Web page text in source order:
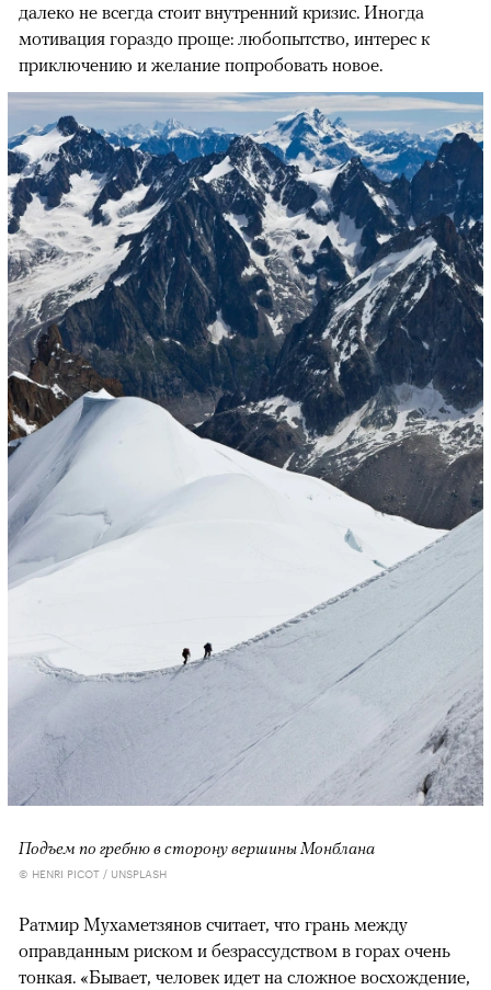
далеко не всегда стоит внутренний кризис. Иногда
мотивация гораздо проще: любопытство, интерес к
приключению и желание попробовать новое.
Подъем по гребню в сторону вершины Монблана
© HENRI PICOT / UNSPLASH
Ратмир Мухаметзянов считает, что грань между
оправданным риском и безрассудством в горах очень
тонкая. «Бывает, человек идет на сложное восхождение,